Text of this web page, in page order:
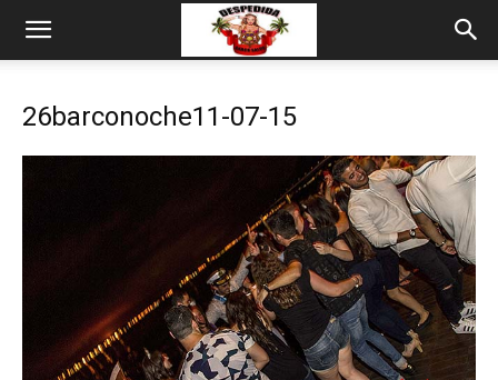
26barconoche11-07-15